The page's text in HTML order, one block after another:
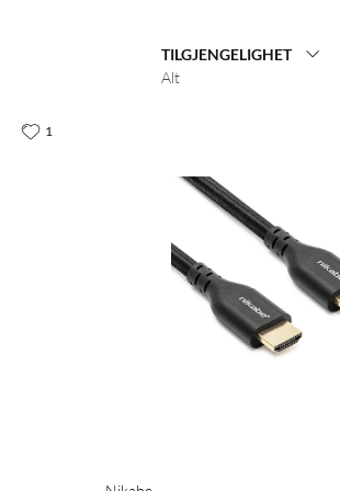
TILGJENGELIGHET
Alt
1